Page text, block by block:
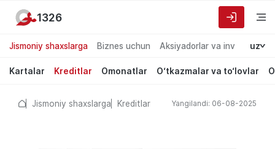
Jismoniy shaxslarga Biznes uchun Aksiyadorlar va investorlarga
uz
Kartalar Kreditlar Omonatlar O‘tkazmalar va to‘lovlar
1326
Jismoniy shaxslarga Kreditlar Yangilandi: 06-08-2025